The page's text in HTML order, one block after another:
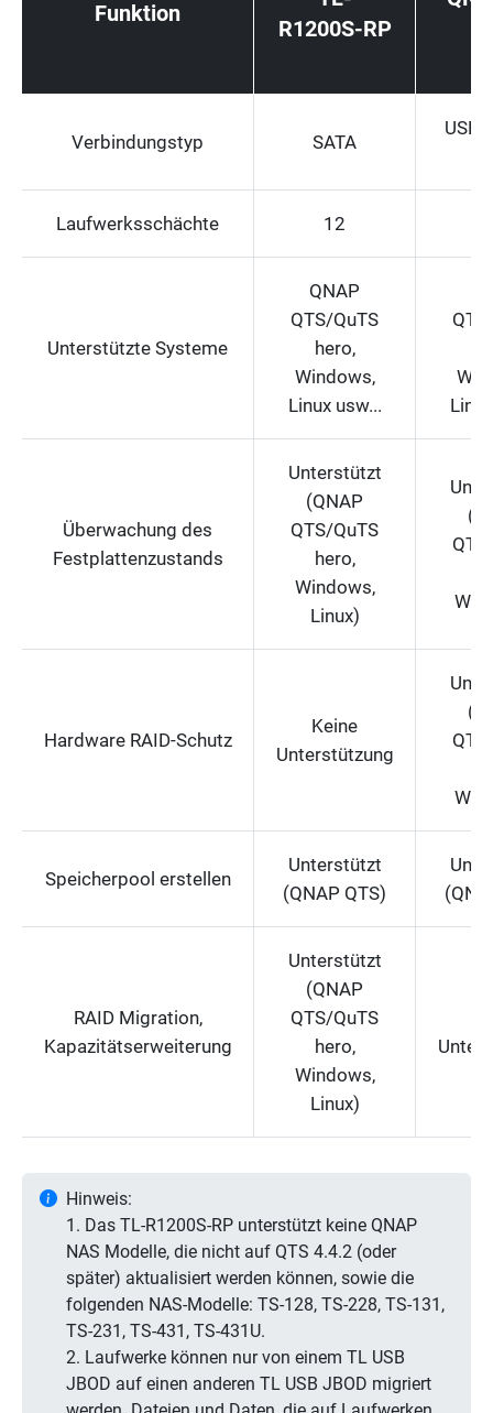
Funktion
R1200S-RP
Verbindungstyp SATA
USB
Laufwerksschächte 12
Unterstützte Systeme
QNAP
QTS/QuTS
hero,
Windows,
Linux usw...
Überwachung des
Festplattenzustands
Unterstützt
(QNAP
QTS/QuTS
hero,
Windows,
Linux)
Hardware RAID-Schutz
Keine
Unterstützung
Speicherpool erstellen
Unterstützt
(QNAP QTS)
RAID Migration,
Kapazitätserweiterung
Unterstützt
(QNAP
QTS/QuTS
hero,
Windows,
Linux)
Hinweis:
1. Das TL-R1200S-RP unterstützt keine QNAP
NAS Modelle, die nicht auf QTS 4.4.2 (oder
später) aktualisiert werden können, sowie die
folgenden NAS-Modelle: TS-128, TS-228, TS-131,
TS-231, TS-431, TS-431U.
2. Laufwerke können nur von einem TL USB
JBOD auf einen anderen TL USB JBOD migriert